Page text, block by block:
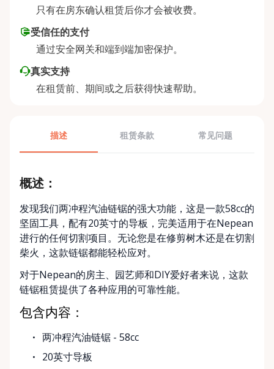
只有在房东确认租赁后你才会被收费。
受信任的支付
通过安全网关和端到端加密保护。
真实支持
在租赁前、期间或之后获得快速帮助。
描述 租赁条款 常见问题
概述：
发现我们两冲程汽油链锯的强大功能，这是一款58cc的
坚固工具，配有20英寸的导板，完美适用于在Nepean
进行的任何切割项目。无论您是在修剪树木还是在切割
柴火，这款链锯都能轻松应对。
对于Nepean的房主、园艺师和DIY爱好者来说，这款
链锯租赁提供了各种应用的可靠性能。
包含内容：
两冲程汽油链锯 - 58cc
20英寸导板